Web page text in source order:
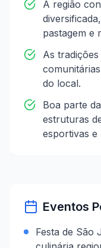
A região
pastagem e
As
do local.
Boa parte
estruturas
esportivas e
Eventos
Festa de São